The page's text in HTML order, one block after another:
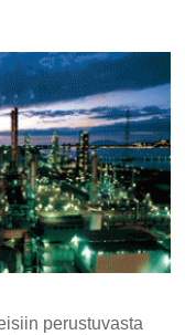
perustuvasta